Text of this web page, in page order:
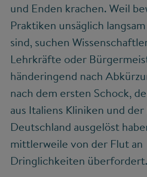
und Enden krachen. Weil
Praktiken unsäglich
sind, suchen
Lehrkräfte oder
händeringend nach
nach dem ersten Schock,
aus Italiens Kliniken und
Deutschland ausgelöst
mittlerweile von der Flut an
Dringlichkeiten überfordert.